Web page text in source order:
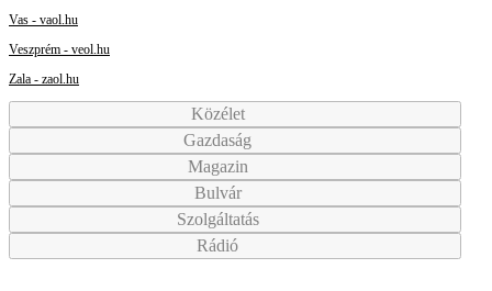
Vas - vaol.hu
Veszprém - veol.hu
Zala - zaol.hu
Közélet
Gazdaság
Magazin
Bulvár
Szolgáltatás
Rádió